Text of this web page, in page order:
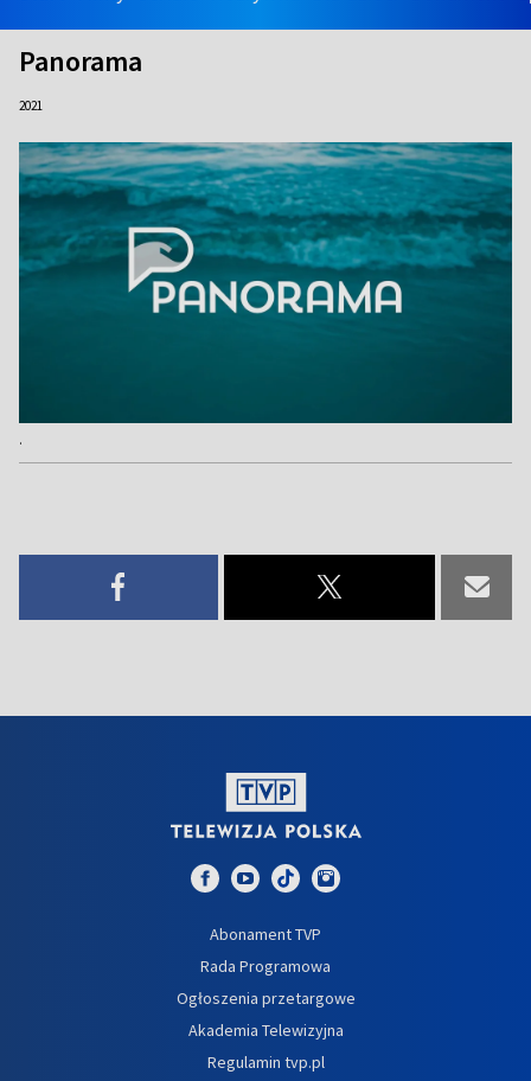
Panorama
2021
.
Abonament TVP
Rada Programowa
Ogłoszenia przetargowe
Akademia Telewizyjna
Regulamin tvp.pl